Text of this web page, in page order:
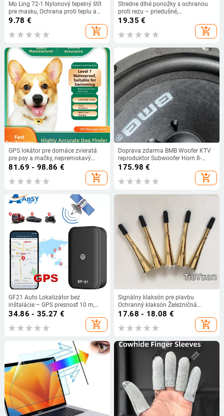
Mo Ling 72-1 Nylonový tepelný štít
pre masku, Ochrana proti teplu a
žiareniu
9.78 €
add_shopping_cart
Stredne dlhé ponožky s ochranou
proti rezu – priedušné,
antibakteriálne, odolné voči
opotrebeniu, proti poškrabaniu
19.35 €
add_shopping_cart
GPS lokátor pre domáce zvieratá
pre psy a mačky, nepremokavý
obojok na sledovanie, proti strate
81.69 - 98.86 €
add_shopping_cart
Doprava zdarma BMB Woofer KTV
reproduktor Subwoofer Horn 8-
palcový 10-palcový 12-palcový
175.98 €
add_shopping_cart
GF21 Auto Lokalizátor bez
inštalácie – GPS presnosť 10 m,
výdrž batérie 96 h, Google Maps
34.86 - 35.27 €
add_shopping_cart
Signálny klaksón pre plavbu
Ochranný klaksón Železničná
plavba Medený klaksón Železničný
17.68 - 18.08 €
add_shopping_cart